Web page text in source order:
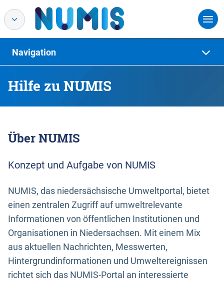
Hilfe zu NUMIS
Navigation
Über NUMIS
Konzept und Aufgabe von NUMIS
NUMIS, das niedersächsische Umweltportal, bietet
einen zentralen Zugriff auf umweltrelevante
Informationen von öffentlichen Institutionen und
Organisationen in Niedersachsen. Mit einem Mix
aus aktuellen Nachrichten, Messwerten,
Hintergrundinformationen und Umweltereignissen
richtet sich das NUMIS-Portal an interessierte